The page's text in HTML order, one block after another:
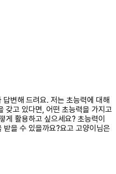
답변해 드려요. 저는 초능력에 대해
갖고 있다면, 어떤 초능력을 가지고
게 활용하고 싶으세요? 초능력이
을 수 있을까요?요고 고양이님은